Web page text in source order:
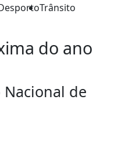
Trânsito
do ano
de